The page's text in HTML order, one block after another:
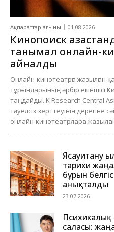
Ақпараттар ағыны 01.08.2026
Кинопоиск
танымал онлайн-
айналды
Онлайн-кинотеатрға жазылған
тұрғындарының әрбір екіншісі
таңдайды. K Research Central
тәуелсіз зерттеуінің дерегіне
онлайн-кинотеатрларға
Ясауитану
тарихи
бұрын
анықталды
23.07.2026
саласы: